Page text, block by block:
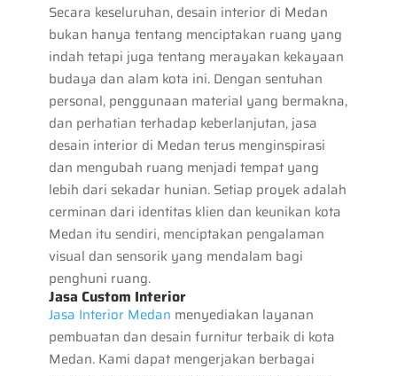
Secara keseluruhan, desain interior di Medan
bukan hanya tentang menciptakan ruang yang
indah tetapi juga tentang merayakan kekayaan
budaya dan alam kota ini. Dengan sentuhan
personal, penggunaan material yang bermakna,
dan perhatian terhadap keberlanjutan, jasa
desain interior di Medan terus menginspirasi
dan mengubah ruang menjadi tempat yang
lebih dari sekadar hunian. Setiap proyek adalah
cerminan dari identitas klien dan keunikan kota
Medan itu sendiri, menciptakan pengalaman
visual dan sensorik yang mendalam bagi
penghuni ruang.
Jasa Custom Interior
Jasa Interior Medan menyediakan layanan
pembuatan dan desain furnitur terbaik di kota
Medan. Kami dapat mengerjakan berbagai